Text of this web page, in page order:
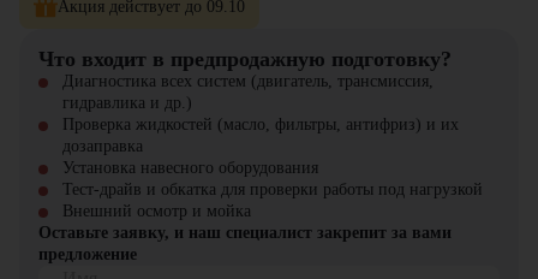
техники, навесного оборудования и запчастей.
Акция действует до 09.10
Что входит в предпродажную подготовку?
Диагностика всех систем (двигатель, трансмиссия,
гидравлика и др.)
Проверка жидкостей (масло, фильтры, антифриз) и их
дозаправка
Установка навесного оборудования
Тест-драйв и обкатка для проверки работы под нагрузкой
Внешний осмотр и мойка
Оставьте заявку, и наш специалист закрепит за вами
предложение